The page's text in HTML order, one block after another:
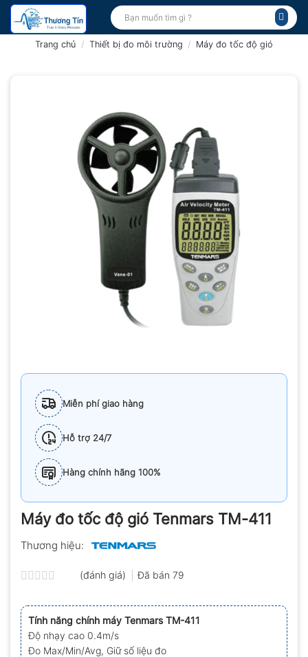
Bỏ
qua
Tìm
kiếm:
Trang chủ / Thiết bị đo môi trường / Máy đo tốc độ gió
Miễn phí giao hàng
Hỗ trợ 24/7
Hàng chính hãng 100%
Máy đo tốc độ gió Tenmars TM-411
Thương hiệu:
xếp
hạng
0.0
5
sao
(đánh giá) Đã bán 79
Tính năng chính máy Tenmars TM-411
Độ nhạy cao 0.4m/s
Đo Max/Min/Avg, Giữ số liệu đo